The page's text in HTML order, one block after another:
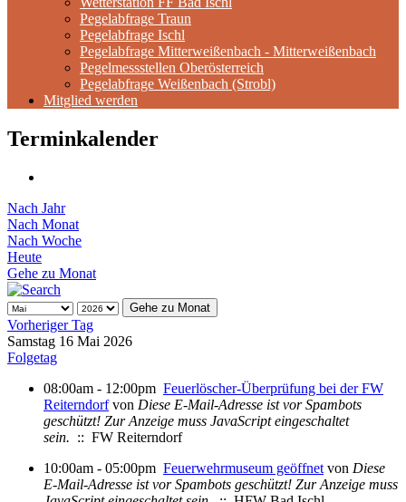
Pegelabfrage Traun
Pegelabfrage Ischl
Pegelabfrage Mitterweißenbach - Mitterweißenbach
Pegelmessstellen Oberösterreich
Pegelabfrage Weißenbach (Strobl)
Mitglied werden
Terminkalender
Nach Jahr
Nach Monat
Nach Woche
Heute
Gehe zu Monat
Gehe zu Monat
Vorheriger Tag
Samstag 16 Mai 2026
Folgetag
08:00am - 12:00pm Feuerlöscher-Überprüfung bei der FW
Reiterndorfvon Diese E-Mail-Adresse ist vor Spambots
geschützt! Zur Anzeige muss JavaScript eingeschaltet
sein. :: FW Reiterndorf
10:00am - 05:00pm Feuerwehrmuseum geöffnet von Diese
E-Mail-Adresse ist vor Spambots geschützt! Zur Anzeige muss